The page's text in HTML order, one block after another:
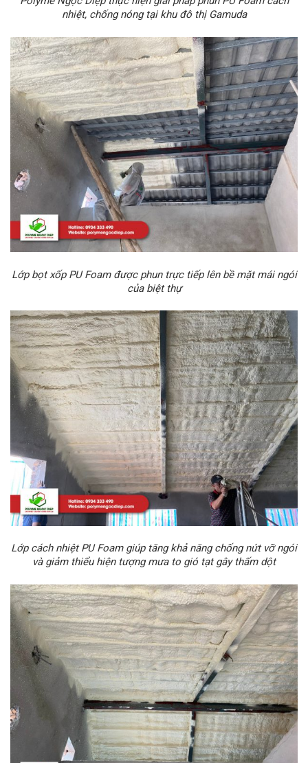
nhiệt, chống nóng tại khu đô thị Gamuda
Lớp bọt xốp PU Foam được phun trực tiếp lên bề mặt mái ngói
của biệt thự
Lớp cách nhiệt PU Foam giúp tăngkhả năng chống nứt vỡ ngói
và giảm thiểu hiện tượng mưa to gió tạt gây thấm dột